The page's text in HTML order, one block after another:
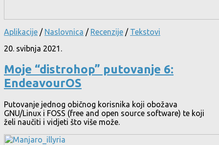
Aplikacije / Naslovnica / Recenzije / Tekstovi
20. svibnja 2021.
Moje “distrohop” putovanje 6:
EndeavourOS
Putovanje jednog običnog korisnika koji obožava
GNU/Linux i FOSS (free and open source software) te koji
želi naučiti i vidjeti što više može.